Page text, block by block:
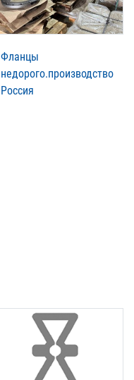
Фланцы
недорого.производство
Россия